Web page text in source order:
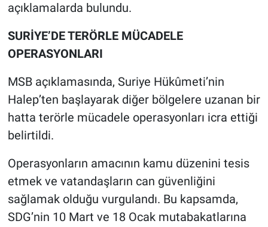
açıklamalarda bulundu.
SURİYE’DE TERÖRLE MÜCADELE
OPERASYONLARI
MSB açıklamasında, Suriye Hükûmeti’nin
Halep’ten başlayarak diğer bölgelere uzanan bir
hatta terörle mücadele operasyonları icra ettiği
belirtildi.
Operasyonların amacının kamu düzenini tesis
etmek ve vatandaşların can güvenliğini
sağlamak olduğu vurgulandı. Bu kapsamda,
SDG’nin 10 Mart ve 18 Ocak mutabakatlarına